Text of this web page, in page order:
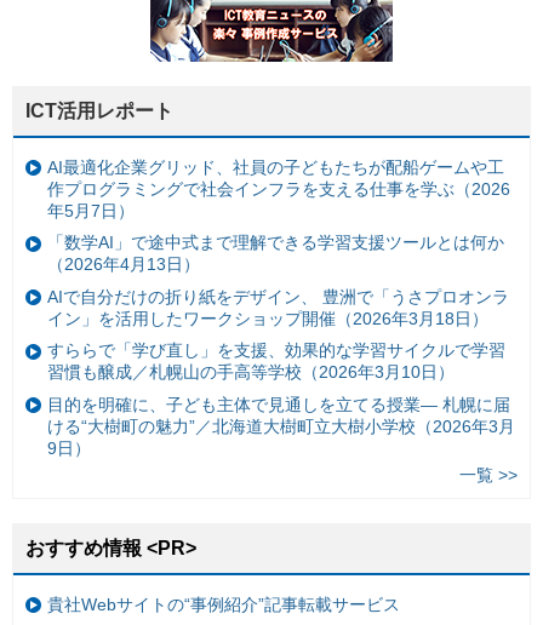
ICT活用レポート
AI最適化企業グリッド、社員の子どもたちが配船ゲームや工
作プログラミングで社会インフラを支える仕事を学ぶ（2026
年5月7日）
「数学AI」で途中式まで理解できる学習支援ツールとは何か
（2026年4月13日）
AIで自分だけの折り紙をデザイン、 豊洲で「うさプロオンラ
イン」を活用したワークショップ開催（2026年3月18日）
すららで「学び直し」を支援、効果的な学習サイクルで学習
習慣も醸成／札幌山の手高等学校（2026年3月10日）
目的を明確に、子ども主体で見通しを立てる授業— 札幌に届
ける“大樹町の魅力”／北海道大樹町立大樹小学校（2026年3月
9日）
一覧 >>
おすすめ情報 <PR>
貴社Webサイトの“事例紹介”記事転載サービス